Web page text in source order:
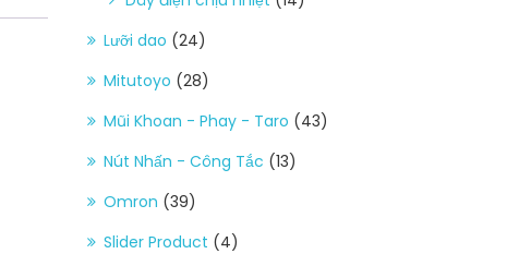
Lưỡi dao (24)
Mitutoyo (28)
Mũi Khoan - Phay - Taro (43)
Nút Nhấn - Công Tắc (13)
Omron (39)
Slider Product (4)